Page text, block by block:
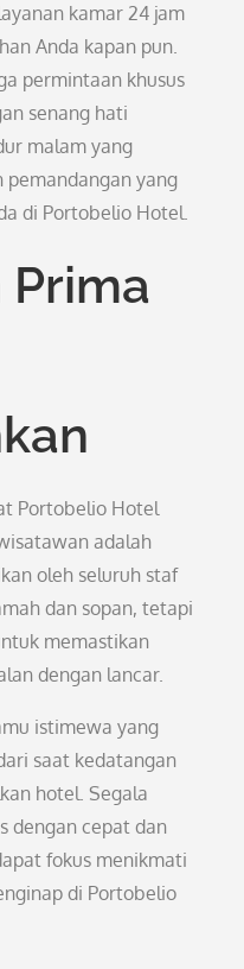
kamar 24 jam
Anda kapan pun.
permintaan khusus
senang hati
malam yang
pemandangan yang
di Portobelio Hotel.
Prima
Portobelio Hotel
adalah
oleh seluruh staf
dan sopan, tetapi
memastikan
dengan lancar.
istimewa yang
saat kedatangan
hotel. Segala
dengan cepat dan
fokus menikmati
di Portobelio